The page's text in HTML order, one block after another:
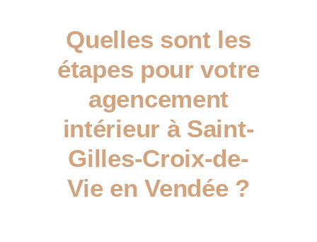
Quelles sont les
étapes pour votre
agencement
intérieur à Saint-
Gilles-Croix-de-
Vie en Vendée ?